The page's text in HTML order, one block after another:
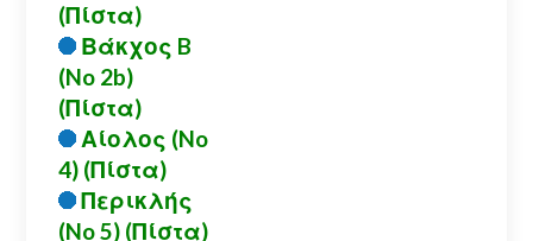
(Πίστα)
Βάκχος B
(No 2b)
(Πίστα)
Αίολος (No
4) (Πίστα)
Περικλής
(No 5) (Πίστα)